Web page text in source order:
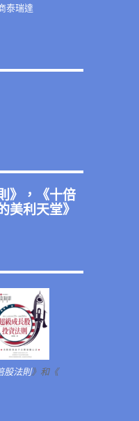
泰瑞達
》，《十倍
美利天堂》
股法則》和《